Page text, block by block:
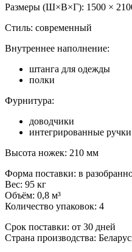
Размеры (Ш×В×Г): 1500 ×
Стиль: современный
Внутреннее наполнение:
штанга для одежды
полки
Фурнитура:
доводчики
интегрированные ручки
Высота ножек: 210 мм
Форма поставки: в
Вес: 95 кг
Объём: 0,8 м³
Количество упаковок: 4
Срок поставки: от 30 дней
Страна производства: